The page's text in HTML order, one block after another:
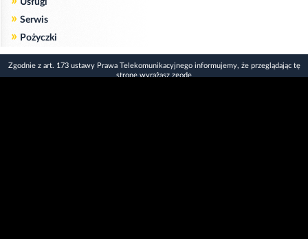
Usługi
» Serwis
» Pożyczki
Zgodnie z art. 173 ustawy Prawa Telekomunikacyjnego informujemy, że przeglądając tę
stronę wyrażasz zgodę